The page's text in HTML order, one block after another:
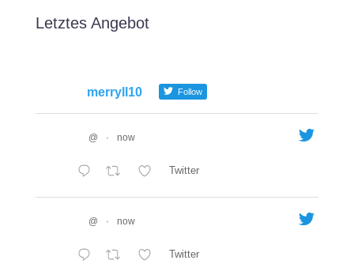
Letztes Angebot
merryll10 Follow
@ · now
Twitter
@ · now
Twitter